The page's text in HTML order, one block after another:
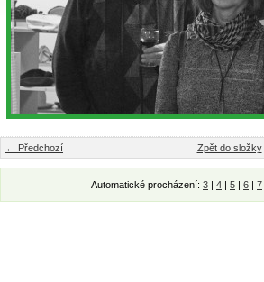
← Předchozí Zpět do složky
Automatické procházení: 3 | 4 | 5 | 6 | 7